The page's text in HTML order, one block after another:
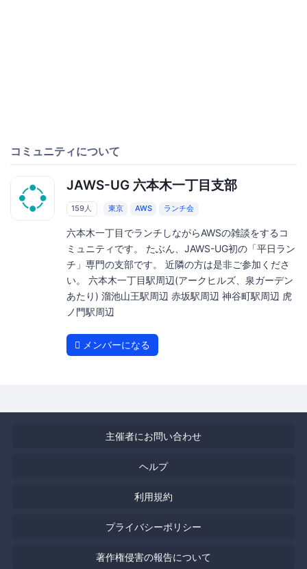
コミュニティについて
JAWS-UG 六本木一丁目支部
159人 東京 AWS ランチ会
六本木一丁目でランチしながらAWSの雑談をするコ
ミュニティです。 たぶん、JAWS-UG初の「平日ラン
チ」専門の支部です。 近隣の方は是非ご参加くださ
い。 六本木一丁目駅周辺(アークヒルズ、泉ガーデン
あたり) 溜池山王駅周辺 赤坂駅周辺 神谷町駅周辺 虎
ノ門駅周辺
メンバーになる
主催者にお問い合わせ
ヘルプ
利用規約
プライバシーポリシー
著作権侵害の報告について